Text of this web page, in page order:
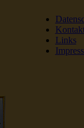
Links